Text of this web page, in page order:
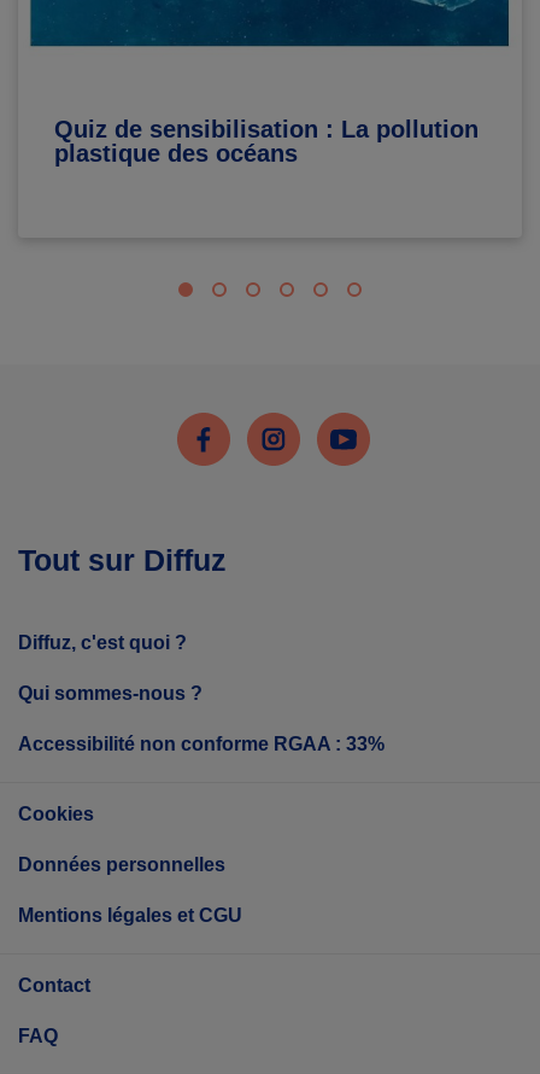
Quiz de sensibilisation : La pollution
plastique des océans
FacebookInstagramYoutube
Tout sur Diffuz
Diffuz, c'est quoi ?
Qui sommes-nous ?
Accessibilité non conforme RGAA : 33%
Cookies
Données personnelles
Mentions légales et CGU
Contact
FAQ